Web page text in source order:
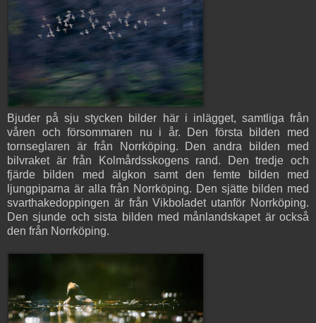
Bjuder på sju stycken bilder här i inlägget, samtliga från
våren och försommaren nu i år. Den första bilden med
tornseglaren är från Norrköping. Den andra bilden med
bilvraket är från Kolmårdsskogens rand. Den tredje och
fjärde bilden med älgkon samt den femte bilden med
ljungpiparna är alla från Norrköping. Den sjätte bilden med
svarthakedoppingen är från Vikboladet utanför Norrköping.
Den sjunde och sista bilden med månlandskapet är också
den från Norrköping.